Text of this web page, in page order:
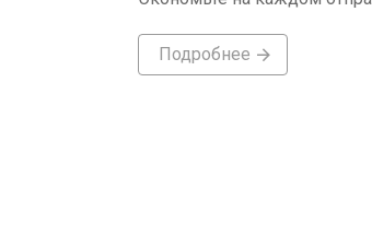
Подробнее